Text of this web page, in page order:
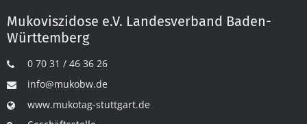
Mukoviszidose e.V. Landesverband Baden-
Württemberg
0 70 31 / 46 36 26
info@mukobw.de
www.mukotag-stuttgart.de